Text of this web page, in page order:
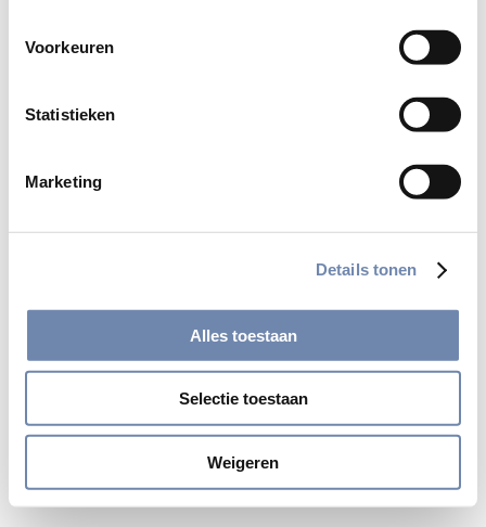
Voorkeuren
Statistieken
Marketing
Details tonen
Alles toestaan
Selectie toestaan
Weigeren
© 2026 Jezuïeten in Nederland en Vlaanderen